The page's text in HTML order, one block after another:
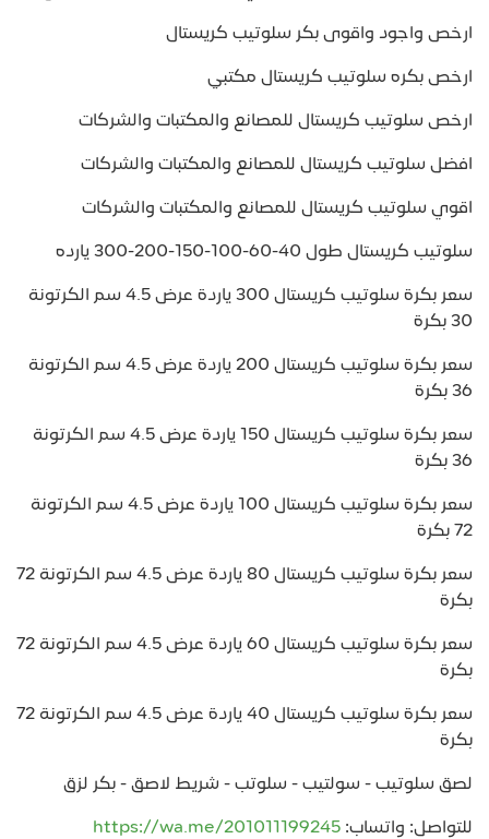
ارخص واجود واقوى بكر سلوتيب كريستال
ارخص بكره سلوتيب كريستال مكتبي
ارخص سلوتيب كريستال للمصانع والمكتبات والشركات
افضل سلوتيب كريستال للمصانع والمكتبات والشركات
اقوي سلوتيب كريستال للمصانع والمكتبات والشركات
سلوتيب كريستال طول 40-60-100-150-200-300 يارده
سعر بكرة سلوتيب كريستال 300 ياردة عرض 4.5 سم الكرتونة
30 بكرة
سعر بكرة سلوتيب كريستال 200 ياردة عرض 4.5 سم الكرتونة
36 بكرة
سعر بكرة سلوتيب كريستال 150 ياردة عرض 4.5 سم الكرتونة
36 بكرة
سعر بكرة سلوتيب كريستال 100 ياردة عرض 4.5 سم الكرتونة
72 بكرة
سعر بكرة سلوتيب كريستال 80 ياردة عرض 4.5 سم الكرتونة 72
بكرة
سعر بكرة سلوتيب كريستال 60 ياردة عرض 4.5 سم الكرتونة 72
بكرة
سعر بكرة سلوتيب كريستال 40 ياردة عرض 4.5 سم الكرتونة 72
بكرة
لصق سلوتيب - سولتيب - سلوتب - شريط لاصق - بكر لزق
للتواصل: واتساب: https://wa.me/201011199245